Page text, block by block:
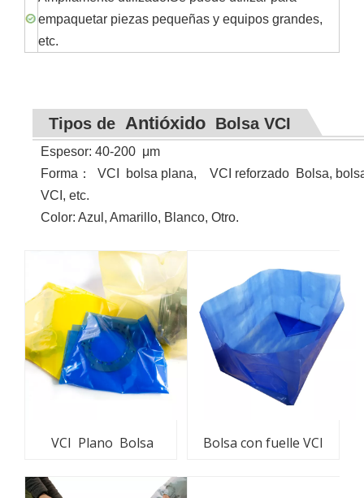
empaquetar piezas pequeñas y equipos grandes,
etc.
Tipos de Antióxido Bolsa VCI
Espesor: 40-200 μm
Forma ： VCI
bolsa plana, VCI reforzado Bolsa,
VCI, etc.
Color: Azul, Amarillo, Blanco, Otro.
VCI Plano Bolsa Bolsa con fuelle VCI